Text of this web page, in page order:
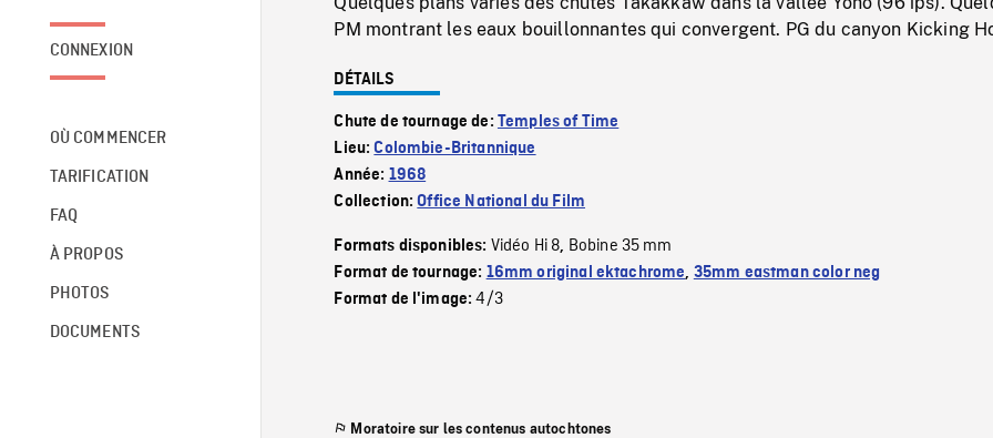
CONNEXION
OÙ COMMENCER
TARIFICATION
FAQ
À PROPOS
PHOTOS
DOCUMENTS
PM montrant les eaux bouillonnantes qui convergent. PG du canyon Kicking
DÉTAILS
Chute de tournage de: Temples of Time
Lieu:Colombie-Britannique
Année: 1968
Collection:Office National du Film
Formats disponibles: Vidéo Hi 8, Bobine 35 mm
Format de tournage: 16mm original ektachrome, 35mm eastman color neg
Format de l'image:4/3
Moratoire sur les contenus autochtones